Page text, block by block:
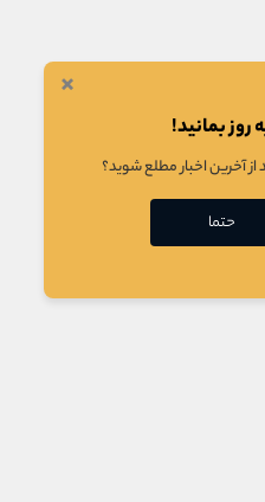
×
روز بمانید!
آخرین اخبار مطلع شوید؟
حتما